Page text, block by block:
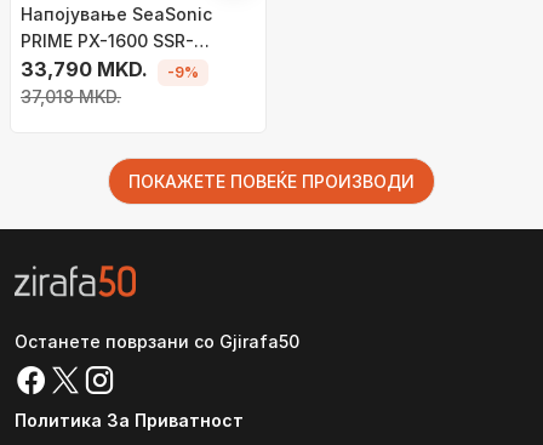
Напојување SeaSonic
PRIME PX-1600 SSR-
1600PD2 ATX 3.0, 1600W
33,790 MKD.
37,018 MKD.
-9%
ПОКАЖЕТЕ ПОВЕЌЕ ПРОИЗВОДИ
Останете поврзани со Gjirafa50
Политика За Приватност